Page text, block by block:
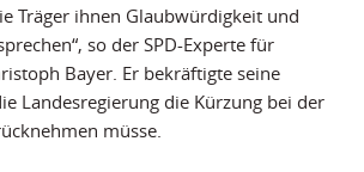
Träger ihnen Glaubwürdigkeit und
so der SPD-Experte für
Bayer. Er bekräftigte seine
Landesregierung die Kürzung bei der
müsse.